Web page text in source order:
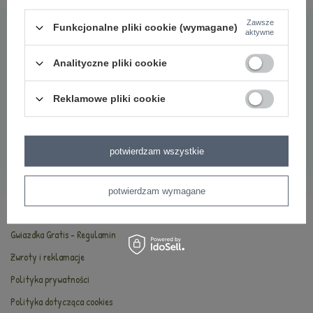
Najczęściej zadawane pytania
Bezpieczeństwo
Oryginalność
Oferta hurtowa
INFORMACJE
Kontakt
Gwiazdka Gratis - Regulamin
Zwroty i reklamacje
Polityka prywatności
Polityka dotycząca cookies
Funkcjonalne pliki cookie (wymagane)
Zawsze
aktywne
Analityczne pliki cookie
Reklamowe pliki cookie
potwierdzam wymagane
potwierdzam wszystkie